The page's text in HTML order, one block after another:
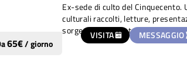
VISITA MESSAGGIO
65€/giorno
Ex-sede di culto del
culturali raccolti, letture,
sorge nel centro storico di
castello e dal palazzo municipale.